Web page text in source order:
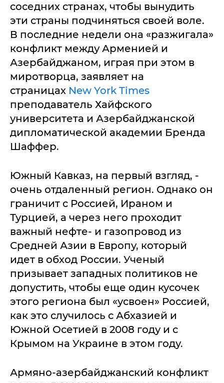
соседних странах, чтобы вынудить
эти страны подчиняться своей воле.
В последние недели она «разжигала»
конфликт между Арменией и
Азербайджаном, играя при этом в
миротворца, заявляет на
страницах New York Times
преподаватель Хайфского
университета и Азербайджанской
дипломатической академии Бренда
Шаффер.
Южный Кавказ, на первый взгляд, -
очень отдаленный регион. Однако он
граничит с Россией, Ираном и
Турцией, а через него проходит
важный нефте- и газопровод из
Средней Азии в Европу, который
идет в обход России. Ученый
призывает западных политиков не
допустить, чтобы еще один кусочек
этого региона был «усвоен» Россией,
как это случилось с Абхазией и
Южной Осетией в 2008 году и с
Крымом на Украине в этом году.
Армяно-азербайджанский конфликт